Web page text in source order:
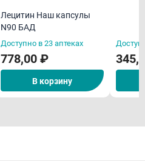
Лецитин Наш капсулы
N90 БАД
Доступно в 23 аптеках
778,00 ₽
В корзину